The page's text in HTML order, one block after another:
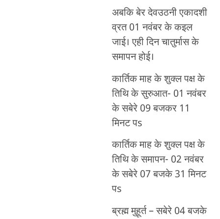
अबकि बेर देवउठनी एकादशी
व्रत 01 नवंबर के कइल
जाई। एही दिन चातुर्मास के
समापन होई।
कार्तिक माह के शुक्ल पक्ष के
तिथि के सुरुआत- 01 नवंबर
के सबेरे 09 बजकर 11
मिनट पs
कार्तिक माह के शुक्ल पक्ष के
तिथि के समापन- 02 नवंबर
के सबेरे 07 बजके 31 मिनट
पs
ब्रह्म मुहूर्त – सबेरे 04 बजके